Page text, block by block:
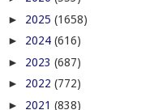
► 2025 (1658)
► 2024 (616)
► 2023 (687)
► 2022 (772)
► 2021 (838)